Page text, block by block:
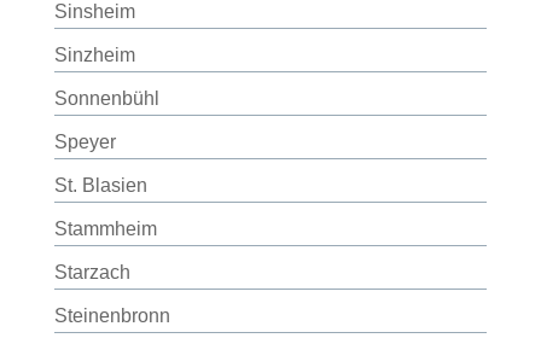
Sinsheim
Sinzheim
Sonnenbühl
Speyer
St. Blasien
Stammheim
Starzach
Steinenbronn